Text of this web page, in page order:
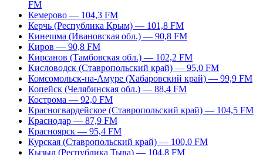
FM
Кемерово — 104,3 FM
Керчь (Республика Крым) — 101,8 FM
Кинешма (Ивановская обл.) — 90,8 FM
Киров — 90,8 FM
Кирсанов (Тамбовская обл.) — 102,2 FM
Кисловодск (Ставропольский край) — 95,0 FM
Комсомольск-на-Амуре (Хабаровский край) — 99,9 FM
Копейск (Челябинская обл.) — 88,4 FM
Кострома — 92,0 FM
Красногвардейское (Ставропольский край) — 104,5 FM
Краснодар — 87,9 FM
Красноярск — 95,4 FM
Курская (Ставропольский край) — 100,0 FM
Кызыл (Республика Тыва) — 104,8 FM